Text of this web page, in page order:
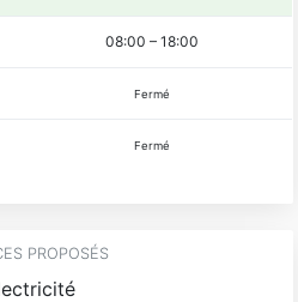
08:00 –18:00
Fermé
Fermé
PROPOSÉS